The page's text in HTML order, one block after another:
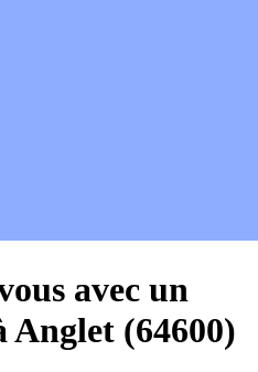
avec un
Anglet (64600)